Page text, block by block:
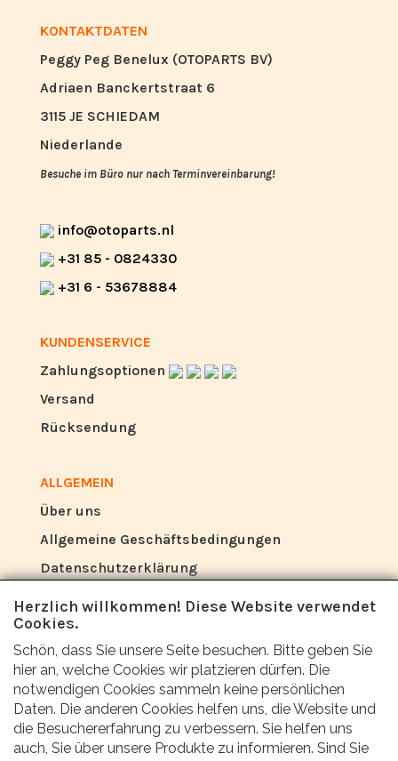
KONTAKTDATEN
Peggy Peg Benelux (OTOPARTS BV)
Adriaen Banckertstraat 6
3115 JE SCHIEDAM
Niederlande
Besuche im Büro nur nach Terminvereinbarung!
info@otoparts.nl
+31 85 - 0824330
+31 6 - 53678884
KUNDENSERVICE
Zahlungsoptionen
Versand
Rücksendung
ALLGEMEIN
Über uns
Allgemeine Geschäftsbedingungen
Datenschutzerklärung
BEWERTUNG
Was sagen andere über uns?
Kunden bewerten unseren Service, unsere
Preise und die schnelle Lieferung mit einer
Herzlich willkommen! Diese Website verwendet
Cookies.
Schön, dass Sie unsere Seite besuchen. Bitte geben Sie
hier an, welche Cookies wir platzieren dürfen. Die
notwendigen Cookies sammeln keine persönlichen
Daten. Die anderen Cookies helfen uns, die Website und
die Besuchererfahrung zu verbessern. Sie helfen uns
auch, Sie über unsere Produkte zu informieren. Sind Sie